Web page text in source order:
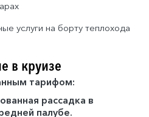
услуги на борту теплохода
в круизе
тарифом:
рассадка в
палубе.